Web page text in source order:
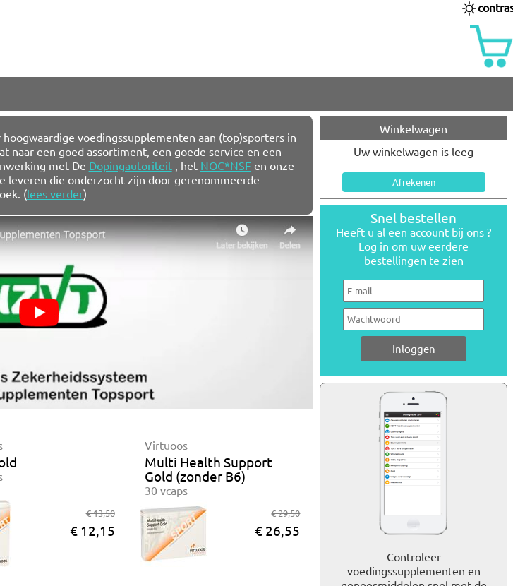
voedingssupplementen aan (top)sporters in
naar een goed assortiment, een goede service en een
met De Dopingautoriteit, het NOC*NSF en onze
leveren die onderzocht zijn door gerenommeerde
(lees verder)
€ 13,50
€ 12,15
Virtuoos
Multi Health Support
Gold (zonder B6)
30 vcaps
€ 29,50
€ 26,55
Winkelwagen
Uw winkelwagen is leeg
Snel bestellen
Heeft u al een account bij ons ?
Log in om uw eerdere
bestellingen te zien
Controleer
voedingssupplementen en